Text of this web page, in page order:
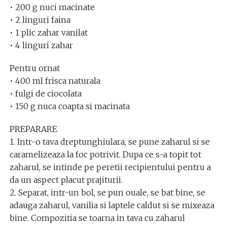
• 200 g nuci macinate
• 2 linguri faina
• 1 plic zahar vanilat
• 4 linguri zahar
Pentru ornat
• 400 ml frisca naturala
• fulgi de ciocolata
• 150 g nuca coapta si macinata
PREPARARE
1. Intr-o tava dreptunghiulara, se pune zaharul si se
caramelizeaza la foc potrivit. Dupa ce s-a topit tot
zaharul, se intinde pe peretii recipientului pentru a
da un aspect placut prajiturii.
2. Separat, intr-un bol, se pun ouale, se bat bine, se
adauga zaharul, vanilia si laptele caldut si se mixeaza
bine. Compozitia se toarna in tava cu zaharul